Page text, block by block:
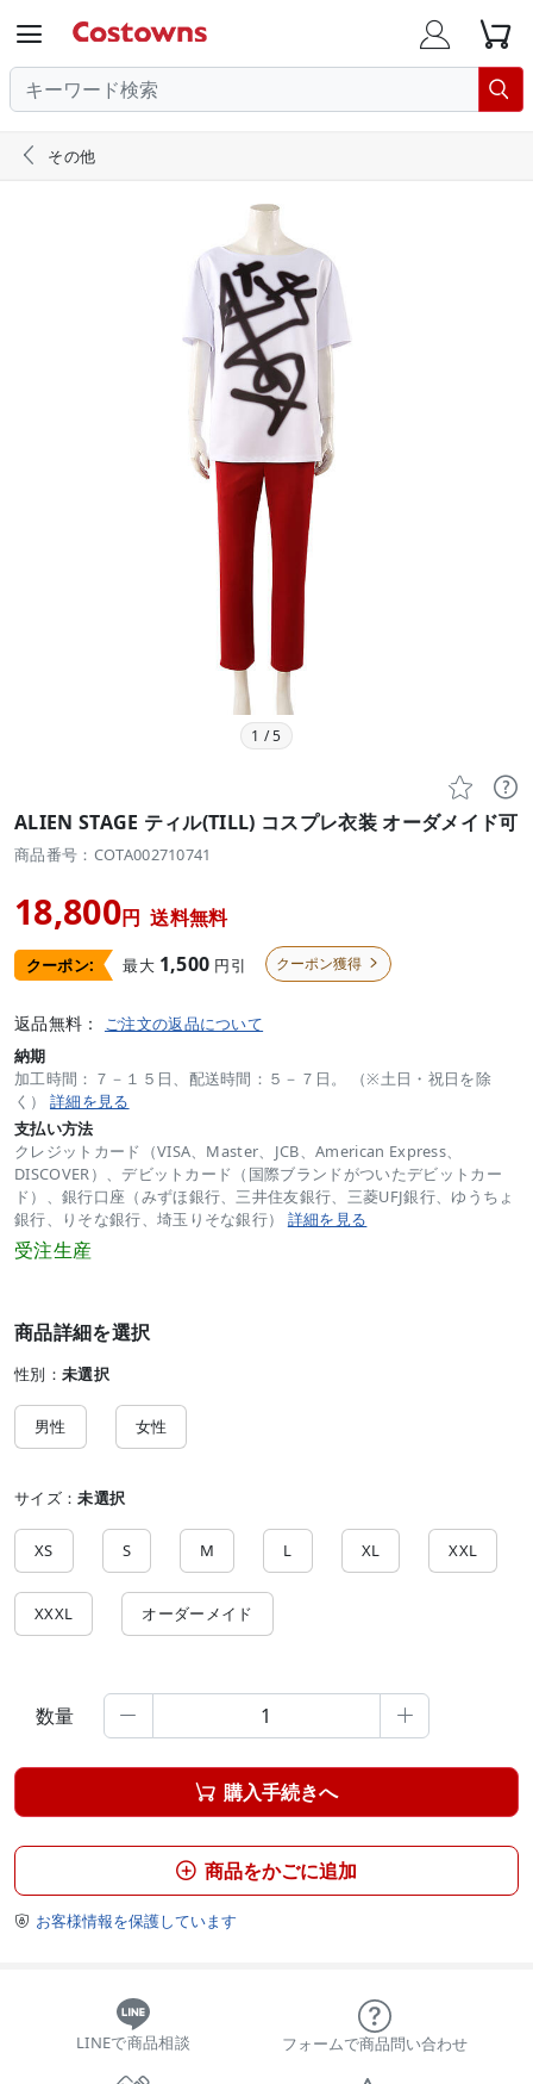
  

 その他
1 /5
 
ALIEN STAGE ティル(TILL) コスプレ衣装 オーダメイド可
商品番号：COTA002710741
18,800円 送料無料
クーポン: 最大 1,500 円引 クーポン獲得 
返品無料： ご注文の返品について
納期
加工時間：７－１５日、配送時間：５－７日。 （※土日・祝日を除
く） 詳細を見る
支払い方法
クレジットカード（VISA、Master、JCB、American Express、
DISCOVER）、デビットカード（国際ブランドがついたデビットカー
ド）、銀行口座（みずほ銀行、三井住友銀行、三菱UFJ銀行、ゆうちょ
銀行、りそな銀行、埼玉りそな銀行） 詳細を見る
受注生産
商品詳細を選択
性別： 未選択
男性 女性
サイズ：未選択
XS S M L XL XXL
XXXL オーダーメイド
数量  
 購入手続きへ
 商品をかごに追加
 お客様情報を保護しています
LINEで商品相談 フォームで商品問い合わせ